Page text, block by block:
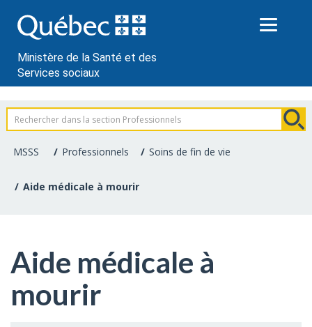
au
contenu
Ministère de la Santé et des
Services sociaux
Information
pour
les
de
la
santé
MSSS Professionnels Soins de fin de vie
Aide médicale à mourir
Aide médicale à
mourir